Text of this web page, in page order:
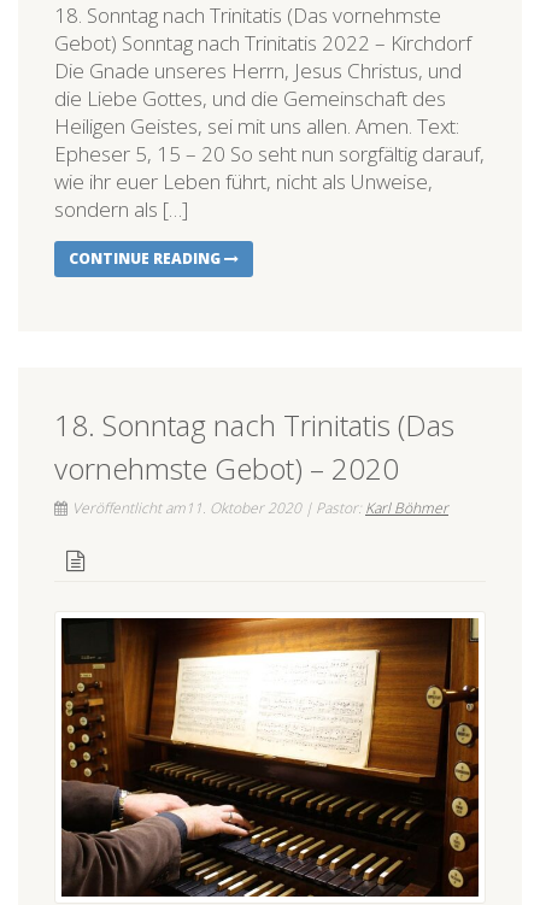
18. Sonntag nach Trinitatis (Das vornehmste
Gebot) Sonntag nach Trinitatis 2022 – Kirchdorf
Die Gnade unseres Herrn, Jesus Christus, und
die Liebe Gottes, und die Gemeinschaft des
Heiligen Geistes, sei mit uns allen. Amen. Text:
Epheser 5, 15 – 20 So seht nun sorgfältig darauf,
wie ihr euer Leben führt, nicht als Unweise,
sondern als […]
CONTINUE READING
18. Sonntag nach Trinitatis (Das
vornehmste Gebot) – 2020
Veröffentlicht am11. Oktober 2020 | Pastor: Karl Böhmer